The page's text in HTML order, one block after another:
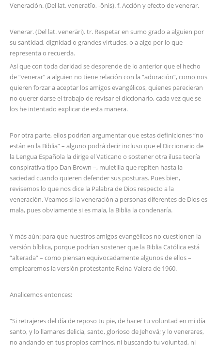
Veneración. (Del lat. veneratĭo, -ōnis). f. Acción y efecto de venerar.
Venerar. (Del lat. venerāri). tr. Respetar en sumo grado a alguien por
su santidad, dignidad o grandes virtudes, o a algo por lo que
representa o recuerda.
Así que con toda claridad se desprende de lo anterior que el hecho
de “venerar” a alguien no tiene relación con la “adoración”, como nos
quieren forzar a aceptar los amigos evangélicos, quienes parecieran
no querer darse el trabajo de revisar el diccionario, cada vez que se
los he intentado explicar de esta manera.
Por otra parte, ellos podrían argumentar que estas definiciones “no
están en la Biblia” – alguno podrá decir incluso que el Diccionario de
la Lengua Española la dirige el Vaticano o sostener otra ilusa teoría
conspirativa tipo Dan Brown –, muletilla que repiten hasta la
saciedad cuando quieren defender sus posturas. Pues bien,
revisemos lo que nos dice la Palabra de Dios respecto a la
veneración. Veamos si la veneración a personas diferentes de Dios es
mala, pues obviamente si es mala, la Biblia la condenaría.
Y más aún: para que nuestros amigos evangélicos no cuestionen la
versión bíblica, porque podrían sostener que la Biblia Católica está
“alterada” – como piensan equivocadamente algunos de ellos –
emplearemos la versión protestante Reina-Valera de 1960.
Analicemos entonces:
“Si retrajeres del día de reposo tu pie, de hacer tu voluntad en mi día
santo, y lo llamares delicia, santo, glorioso de Jehová; y lo venerares,
no andando en tus propios caminos, ni buscando tu voluntad, ni